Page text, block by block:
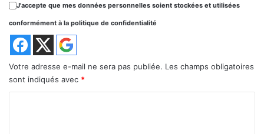
J'accepte que mes données personnelles soient stockées et utilisées
conformément à la politique de confidentialité
Votre adresse e-mail ne sera pas publiée. Les champs obligatoires
sont indiqués avec *